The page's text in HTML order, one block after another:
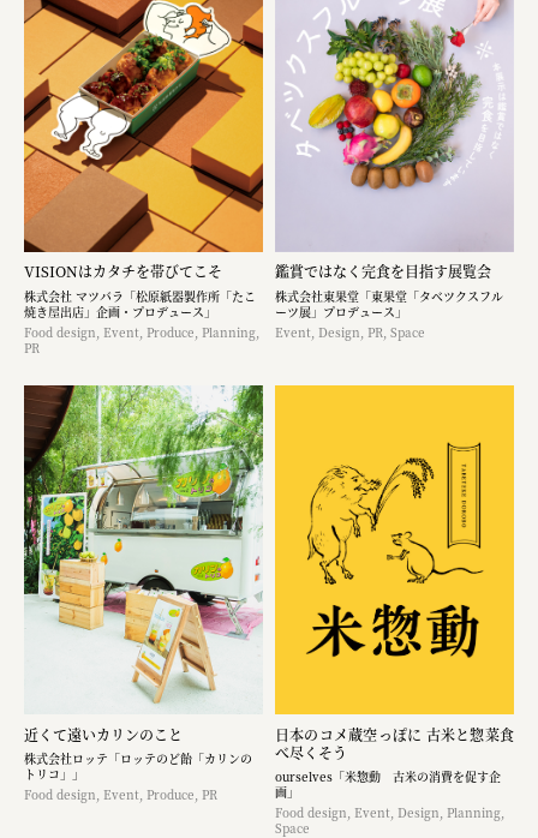
VISIONはカタチを帯びてこそ
株式会社 マツバラ「松原紙器製作所「たこ
焼き屋出店」企画・プロデュース」
Food design, Event, Produce, Planning,
PR
鑑賞ではなく完食を目指す展覧会
株式会社東果堂「東果堂「タベツクスフル
ーツ展」プロデュース」
Event, Design, PR, Space
近くて遠いカリンのこと
株式会社ロッテ「ロッテのど飴「カリンの
トリコ」」
Food design, Event, Produce, PR
日本のコメ蔵空っぽに 古米と惣菜食
べ尽くそう
ourselves「米惣動 古米の消費を促す企
画」
Food design, Event, Design, Planning,
Space